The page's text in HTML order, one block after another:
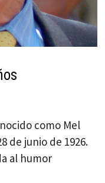
como Mel
de junio de 1926.
al humor